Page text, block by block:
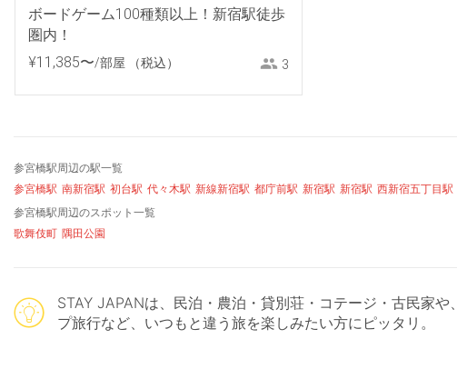
ボードゲーム100種類以上！新宿駅徒歩
圏内！
¥11 ,385〜/部屋 （税込） 3
参宮橋駅周辺の駅一覧
参宮橋駅 南新宿駅 初台駅 代々木駅 新線新宿駅 都庁前駅 新宿駅 新宿駅 西新宿五丁目駅
参宮橋駅周辺のスポット一覧
歌舞伎町 隅田公園
STAY JAPANは、民泊・農泊・貸別荘・コテージ・古民家
プ旅行など、いつもと違う旅を楽しみたい方にピッタリ。